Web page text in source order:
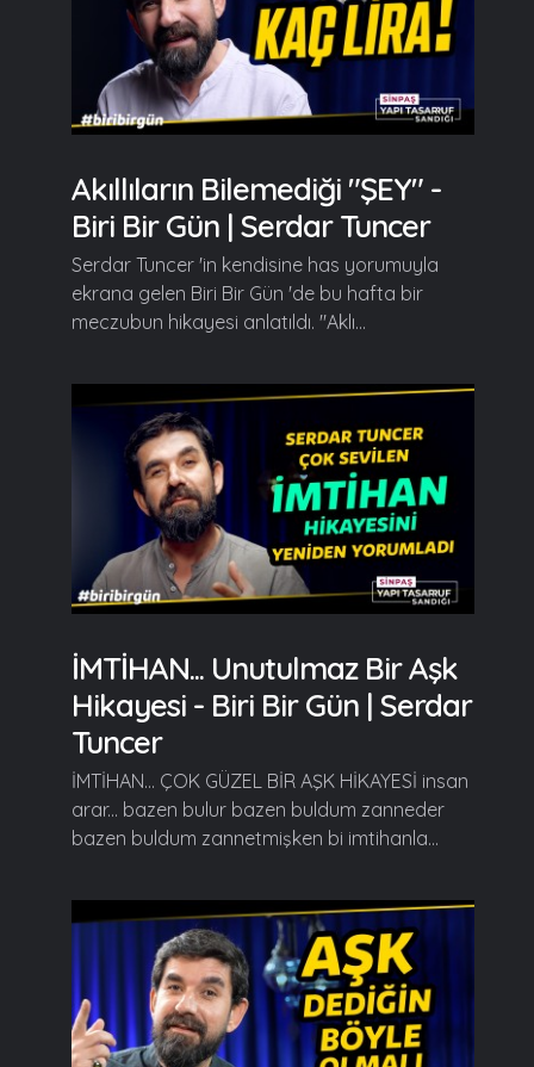
Akıllıların Bilemediği "ŞEY" -
Biri Bir Gün | Serdar Tuncer
Serdar Tuncer 'in kendisine has yorumuyla
ekrana gelen Biri Bir Gün 'de bu hafta bir
meczubun hikayesi anlatıldı. "Aklı...
İMTİHAN... Unutulmaz Bir Aşk
Hikayesi - Biri Bir Gün | Serdar
Tuncer
İMTİHAN... ÇOK GÜZEL BİR AŞK HİKAYESİ insan
arar... bazen bulur bazen buldum zanneder
bazen buldum zannetmişken bi imtihanla...